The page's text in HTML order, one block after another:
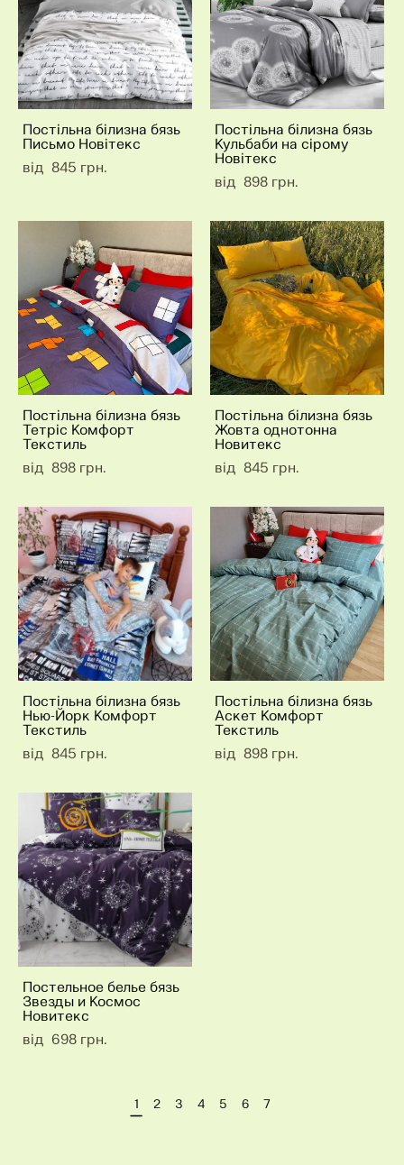
Постільна білизна бязь
Письмо Новітекс
від 845 грн.
Постільна білизна бязь
Кульбаби на сірому
Новітекс
від 898 грн.
Постільна білизна бязь
Тетріс Комфорт
Текстиль
від 898 грн.
Постільна білизна бязь
Жовта однотонна
Новитекс
від 845 грн.
Постільна білизна бязь
Нью-Йорк Комфорт
Текстиль
від 845 грн.
Постільна білизна бязь
Аскет Комфорт
Текстиль
від 898 грн.
Постельное белье бязь
Звезды и Космос
Новитекс
від 698 грн.
1 2 3 4 5 6 7